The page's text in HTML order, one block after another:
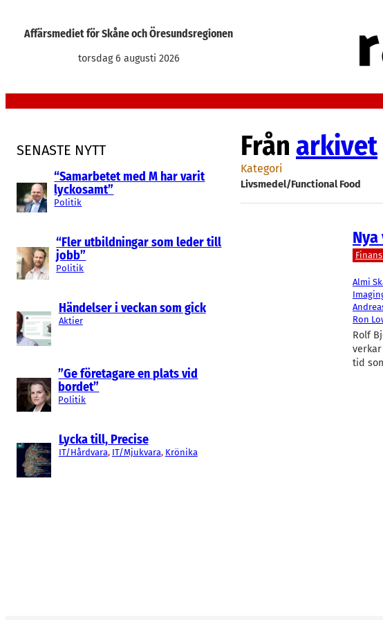
Affärsmediet för Skåne och Öresundsregionen
torsdag 6 augusti 2026
SENASTE NYTT
“Samarbetet med M har varit
lyckosamt”
Politik
“Fler utbildningar som leder till
jobb”
Politik
Händelser i veckan som gick
Aktier
”Ge företagare en plats vid
bordet”
Politik
Lycka till, Precise
IT/Hårdvara, IT/Mjukvara, Krönika
Från arkivet
Kategori
Livsmedel/Functional Food
Almi
Ron
Rolf
tid